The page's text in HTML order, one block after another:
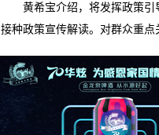
黄希宝介绍，将发挥政策引
接种政策宣传解读。对群众重点